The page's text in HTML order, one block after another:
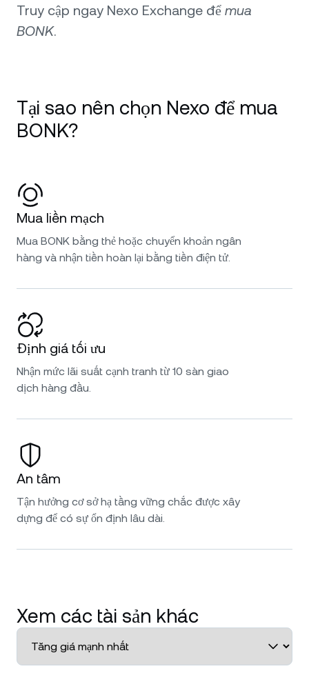
Truy cập ngay Nexo Exchange để mua
BONK.
Tại sao nên chọn Nexo để mua
BONK?
Mua liền mạch
Mua BONK bằng thẻ hoặc chuyển khoản ngân
hàng và nhận tiền hoàn lại bằng tiền điện tử.
Định giá tối ưu
Nhận mức lãi suất cạnh tranh từ 10 sàn giao
dịch hàng đầu.
An tâm
Tận hưởng cơ sở hạ tầng vững chắc được xây
dựng để có sự ổn định lâu dài.
Xem các tài sản khác